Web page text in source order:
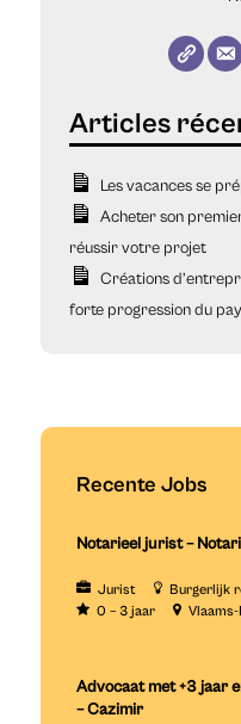
Les vacances se
Acheter son
réussir votre projet
Créations
forte progression du
Recente Jobs
Notarieel jurist –
Jurist Burgerlijk
0 – 3 jaar
Advocaat met +3 jaar
– Cazimir